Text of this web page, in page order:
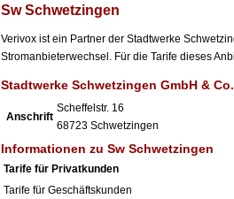
Sw Schwetzingen
Verivox ist ein Partner der Stadtwerke
Stromanbieterwechsel. Für die Tarife dieses
Stadtwerke Schwetzingen GmbH &
Anschrift
Scheffelstr. 16
68723 Schwetzingen
Informationen zu Sw Schwetzingen
Tarife für Privatkunden
Tarife für Geschäftskunden